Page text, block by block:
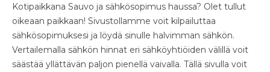
Kotipaikkana Sauvo ja sähkösopimus haussa? Olet tullut
oikeaan paikkaan! Sivustollamme voit kilpailuttaa
sähkösopimuksesi ja löydä sinulle halvimman sähkön.
Vertailemalla sähkön hinnat eri sähköyhtiöiden välillä voit
säästää yllättävän paljon pienellä vaivalla. Tällä sivulla voit